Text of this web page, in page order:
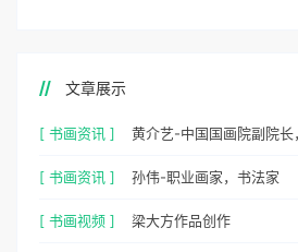
文章展示
[ 书画资讯 ]
[ 书画资讯 ] 孙伟-职业画家，书法家
[ 书画视频 ] 梁大方作品创作